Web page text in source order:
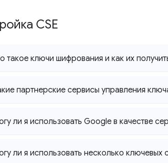
CSE
такое ключи шифрования и как их
партнерские сервисы управления
ли я использовать Google в качестве
ли я использовать несколько